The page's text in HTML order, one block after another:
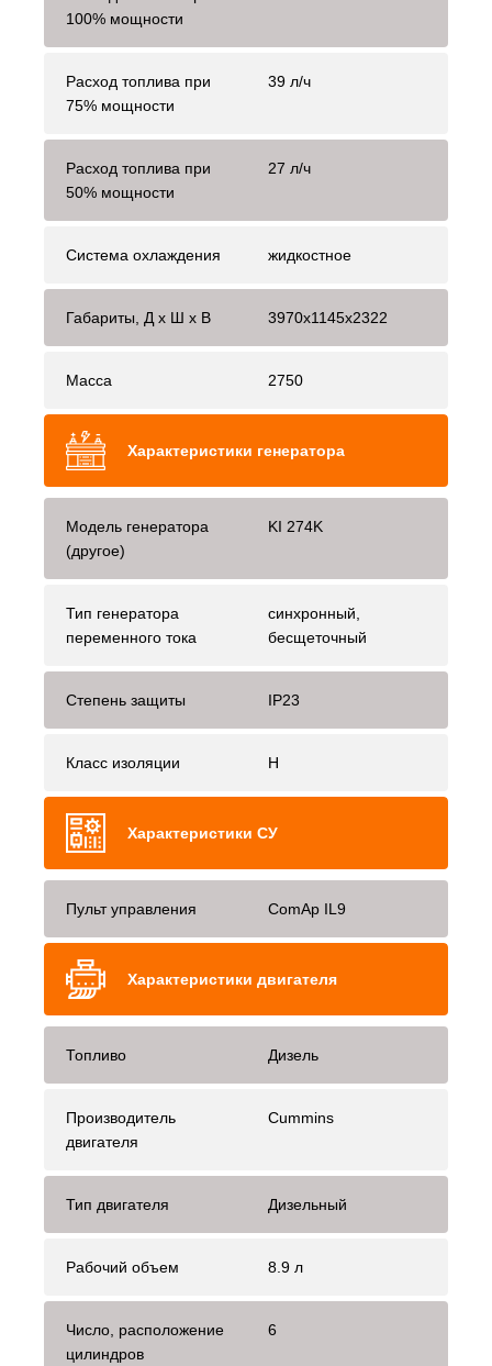
100% мощности
Расход топлива при
75% мощности
39 л/ч
Расход топлива при
50% мощности
27 л/ч
Система охлаждения жидкостное
Габариты, Д x Ш x В 3970x1145x2322
Масса 2750
Характеристики генератора
Модель генератора
(другое)
KI 274K
Тип генератора
переменного тока
синхронный,
бесщеточный
Степень защиты IP23
Класс изоляции H
Характеристики СУ
Пульт управления ComAp IL9
Характеристики двигателя
Топливо Дизель
Производитель
двигателя
Cummins
Тип двигателя Дизельный
Рабочий объем 8.9 л
Число, расположение
цилиндров
6